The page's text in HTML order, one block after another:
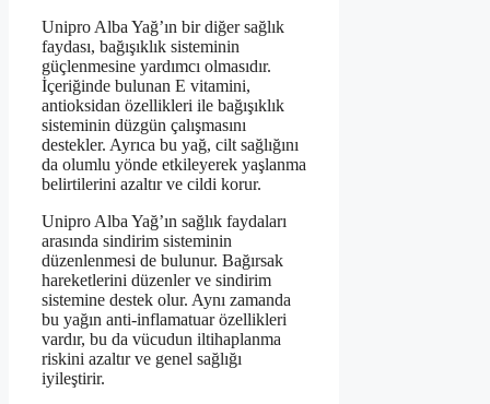
Unipro Alba Yağ’ın bir diğer sağlık
faydası, bağışıklık sisteminin
güçlenmesine yardımcı olmasıdır.
İçeriğinde bulunan E vitamini,
antioksidan özellikleri ile bağışıklık
sisteminin düzgün çalışmasını
destekler. Ayrıca bu yağ, cilt sağlığını
da olumlu yönde etkileyerek yaşlanma
belirtilerini azaltır ve cildi korur.
Unipro Alba Yağ’ın sağlık faydaları
arasında sindirim sisteminin
düzenlenmesi de bulunur. Bağırsak
hareketlerini düzenler ve sindirim
sistemine destek olur. Aynı zamanda
bu yağın anti-inflamatuar özellikleri
vardır, bu da vücudun iltihaplanma
riskini azaltır ve genel sağlığı
iyileştirir.